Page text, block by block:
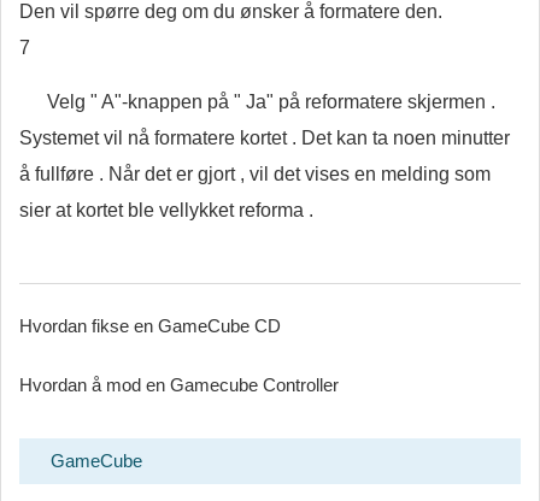
Den vil spørre deg om du ønsker å formatere den.
7
Velg " A"-knappen på " Ja" på reformatere skjermen .
Systemet vil nå formatere kortet . Det kan ta noen minutter
å fullføre . Når det er gjort , vil det vises en melding som
sier at kortet ble vellykket reforma .
Hvordan fikse en GameCube CD
Hvordan å mod en Gamecube Controller
GameCube